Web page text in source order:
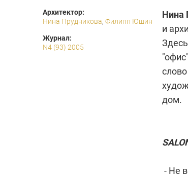
Архитектор:
Нина Прудникова, Филипп Юшин
Журнал:
N4 (93) 2005
Нина
и
дом.
- Не